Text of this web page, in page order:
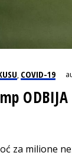
, COVID-19
za milione